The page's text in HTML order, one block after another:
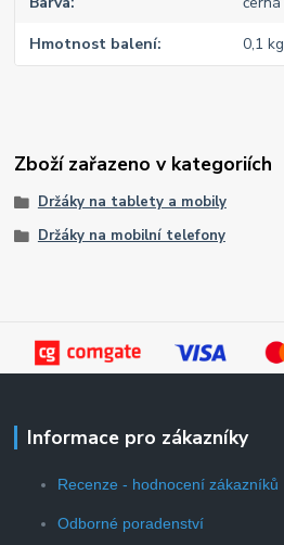
Hmotnost balení 0,1 kg
Zboží zařazeno v kategoriích
Držáky na tablety a mobily
Držáky na mobilní telefony
Informace pro zákazníky
Recenze - hodnocení zákazníků
Odborné poradenství